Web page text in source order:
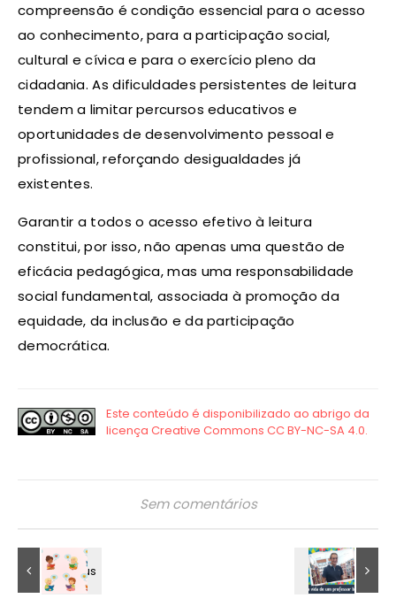
compreensão é condição essencial para o acesso
ao conhecimento, para a participação social,
cultural e cívica e para o exercício pleno da
cidadania. As dificuldades persistentes de leitura
tendem a limitar percursos educativos e
oportunidades de desenvolvimento pessoal e
profissional, reforçando desigualdades já
existentes.
Garantir a todos o acesso efetivo à leitura
constitui, por isso, não apenas uma questão de
eficácia pedagógica, mas uma responsabilidade
social fundamental, associada à promoção da
equidade, da inclusão e da participação
democrática.
Sem comentários